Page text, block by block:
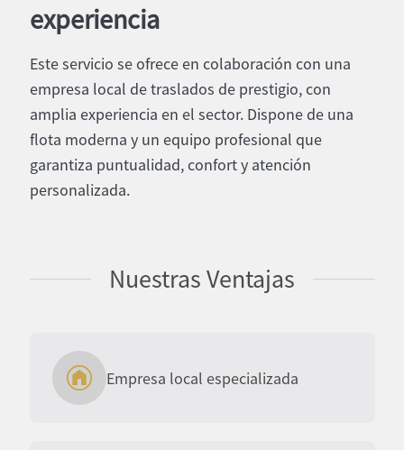
experiencia
Este servicio se ofrece en colaboración con una
empresa local de traslados de prestigio, con
amplia experiencia en el sector. Dispone de una
flota moderna y un equipo profesional que
garantiza puntualidad, confort y atención
personalizada.
Nuestras Ventajas
Empresa local especializada